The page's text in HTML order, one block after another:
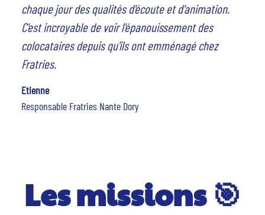
chaque jour des qualités d'écoute et d'animation.
C'est incroyable de voir l'épanouissement des
colocataires depuis qu'ils ont emménagé chez
Fratries.
Etienne
Responsable Fratries Nante Dory
Les missions 🎯